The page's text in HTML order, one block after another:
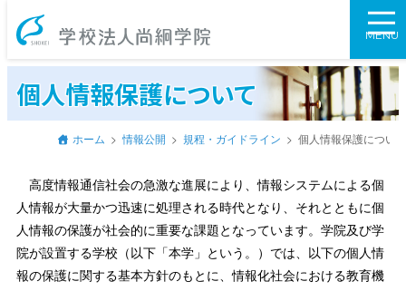
学校法人尚絅学
MENU
個人情報保護について
ホーム 情報公開 規程・ガイドライン 個人情報保護について
高度情報通信社会の急激な進展により、情報システムによる個
人情報が大量かつ迅速に処理される時代となり、それとともに個
人情報の保護が社会的に重要な課題となっています。学院及び学
院が設置する学校（以下「本学」という。）では、以下の個人情
報の保護に関する基本方針のもとに、情報化社会における教育機